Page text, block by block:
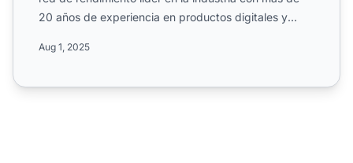
20 años de experiencia en productos digitales y
Aug 1, 2025